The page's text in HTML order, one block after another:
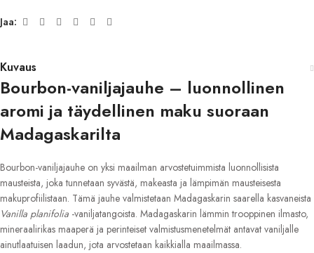
Jaa:
Kuvaus
Bourbon-vaniljajauhe – luonnollinen
aromi ja täydellinen maku suoraan
Madagaskarilta
Bourbon-vaniljajauhe on yksi maailman arvostetuimmista luonnollisista
mausteista, joka tunnetaan syvästä, makeasta ja lämpimän mausteisesta
makuprofiilistaan. Tämä jauhe valmistetaan Madagaskarin saarella kasvaneista
Vanilla planifolia -vaniljatangoista. Madagaskarin lämmin trooppinen ilmasto,
mineraalirikas maaperä ja perinteiset valmistusmenetelmät antavat vaniljalle
ainutlaatuisen laadun, jota arvostetaan kaikkialla maailmassa.